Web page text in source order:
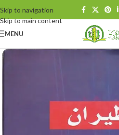
Skip to navigation
Skip to main content
MENU